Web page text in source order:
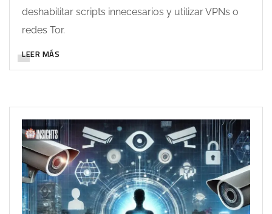
deshabilitar scripts innecesarios y utilizar VPNs o
redes Tor.
LEER MÁS